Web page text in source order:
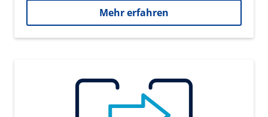
Mehr erfahren